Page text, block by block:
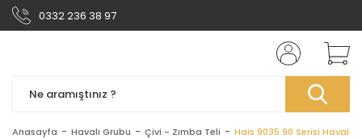
0332 236 38 97
Anasayfa Havalı Grubu Çivi - Zımba Teli Hais 9035 90 Serisi Havalı